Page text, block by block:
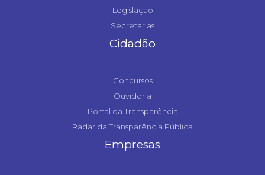
Legislação
Secretarias
Cidadão
Concursos
Ouvidoria
Portal da Transparência
Radar da Transparência Pública
Empresas